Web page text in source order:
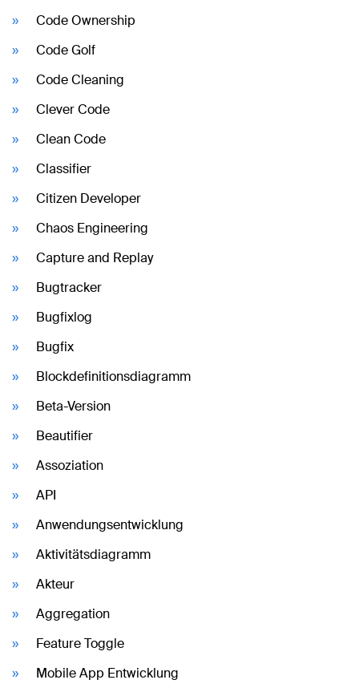
Code Ownership
Code Golf
Code Cleaning
Clever Code
Clean Code
Classifier
Citizen Developer
Chaos Engineering
Capture and Replay
Bugtracker
Bugfixlog
Bugfix
Blockdefinitionsdiagramm
Beta-Version
Beautifier
Assoziation
API
Anwendungsentwicklung
Aktivitätsdiagramm
Akteur
Aggregation
Feature Toggle
Mobile App Entwicklung